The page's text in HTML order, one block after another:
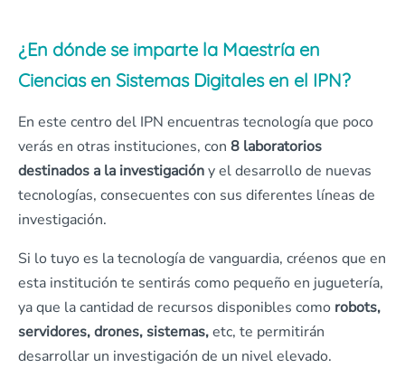
¿En dónde se imparte la Maestría en
Ciencias en Sistemas Digitales en el IPN?
En este centro del IPN encuentras tecnología que poco
verás en otras instituciones, con 8 laboratorios
destinados a la investigacióny el desarrollo de nuevas
tecnologías, consecuentes con sus diferentes líneas de
investigación.
Si lo tuyo es la tecnología de vanguardia, créenos que en
esta institución te sentirás como pequeño en juguetería,
ya que la cantidad de recursos disponibles como robots,
servidores, drones, sistemas,etc, te permitirán
desarrollar un investigación de un nivel elevado.